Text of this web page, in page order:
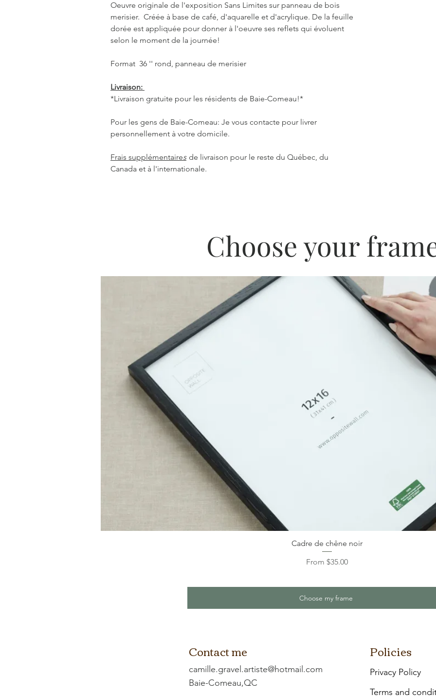
Oeuvre originale de l'exposition Sans Limites sur panneau de bois
merisier. Créée à base de café, d'aquarelle et d'acrylique. De la feuille
dorée est appliquée pour donner à l'oeuvre ses reflets qui évoluent
selon le moment de la journée!
Format 36 '' rond, panneau de merisier
Livraison:
*Livraison gratuite pour les résidents de Baie-Comeau!*
Pour les gens de Baie-Comeau: Je vous contacte pour livrer
personnellement à votre domicile.
Frais supplémentaires de livraison pour le reste du Québec, du
Canada et à l'internationale.
Choose your
Cadre de chêne noir
From $35.00
Sale Price
Choose my frame
Contact me Policies
camille.gravel.artiste@hotmail.com
Baie-Comeau,QC
Privacy Policy
Terms and